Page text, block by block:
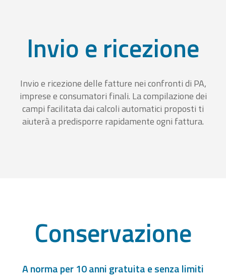
Invio e ricezione
Invio e ricezione delle fatture nei confronti di PA,
imprese e consumatori finali. La compilazione dei
campi facilitata dai calcoli automatici proposti ti
aiuterà a predisporre rapidamente ogni fattura.
Conservazione
A norma per 10 anni gratuita e senza limiti